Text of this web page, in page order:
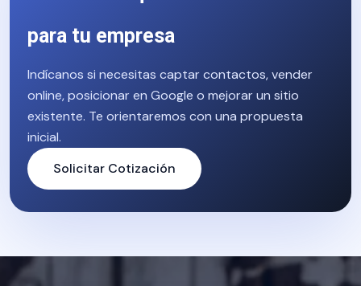
para tu empresa
Indícanos si necesitas captar contactos, vender
online, posicionar en Google o mejorar un sitio
existente. Te orientaremos con una propuesta
inicial.
Solicitar Cotización